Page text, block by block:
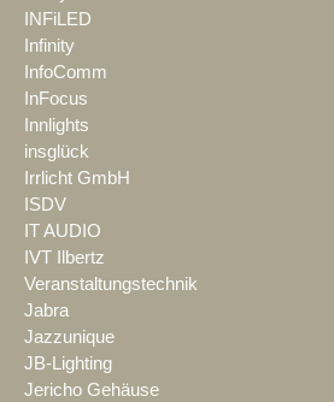
INFiLED
Infinity
InfoComm
InFocus
Innlights
insglück
Irrlicht GmbH
ISDV
IT AUDIO
IVT Ilbertz
Veranstaltungstechnik
Jabra
Jazzunique
JB-Lighting
Jericho Gehäuse